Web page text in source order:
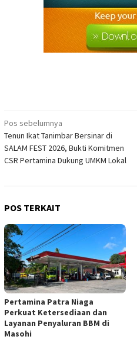
Navigasi
pos
Pos sebelumnya
Tenun Ikat Tanimbar Bersinar di
SALAM FEST 2026, Bukti Komitmen
CSR Pertamina Dukung UMKM Lokal
POS TERKAIT
Pertamina Patra Niaga
Perkuat Ketersediaan dan
Layanan Penyaluran BBM di
Masohi